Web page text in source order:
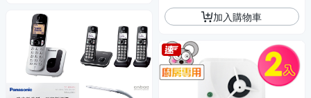
加入購物車